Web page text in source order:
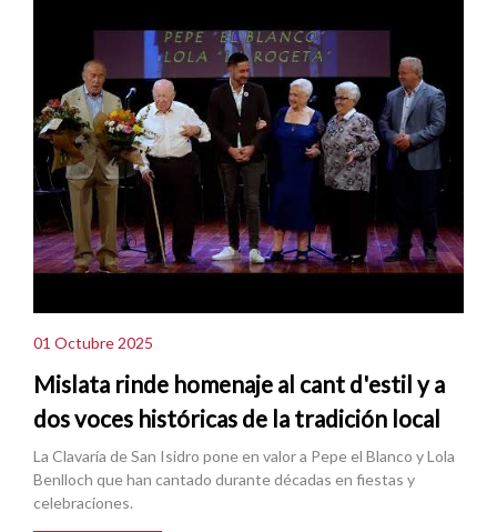
01 Octubre 2025
Mislata rinde homenaje al cant d'estil y a
dos voces históricas de la tradición local
La Clavaría de San Isidro pone en valor a Pepe el Blanco y Lola
Benlloch que han cantado durante décadas en fiestas y
celebraciones.